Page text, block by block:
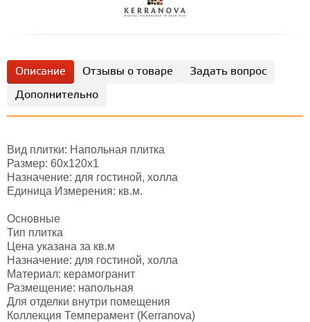
Описание Отзывы о товаре
Задать вопрос
Дополнительно
Вид плитки: Напольная плитка
Размер: 60х120х1
Назначение: для гостиной, холла
Единица Измерения: кв.м.
Основные
Тип плитка
Цена указана за кв.м
Назначение: для гостиной, холла
Материал: керамогранит
Размещение: напольная
Для отделки внутри помещения
Коллекция Темперамент (Kerranova)